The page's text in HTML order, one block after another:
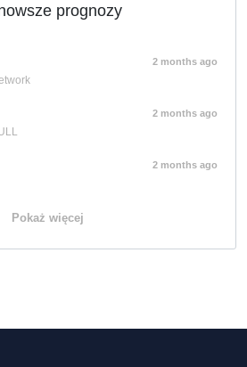
prognozy
2 months ago
2 months ago
2 months ago
Pokaż więcej